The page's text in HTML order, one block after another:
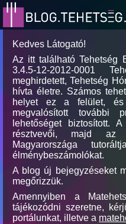
Kedves Látogató!
Az itt található Tehetség
3.4.5-12-2012-0001
meghirdetett, Tehetség
hívta életre. Számos
helyet ez a felület, és
megvalósított további
lehetőséget biztosított.
résztvevői, majd az
Magyarországa
élménybeszámolókat.
A blog új bejegyzéseket
megőrizzük.
Amennyiben a
tájékozódni szeretne,
portálunkat, illetve a